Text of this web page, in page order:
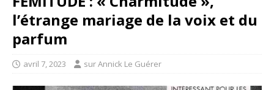
l’étrange mariage de la voix et du
parfum
avril 7, 2023 sur Annick Le Guérer